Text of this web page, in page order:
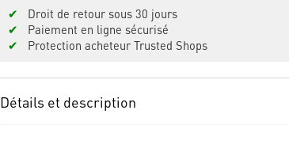
✔
Droit de retour sous 30 jours
✔
Paiement en ligne sécurisé
✔
Protection acheteur Trusted Shops
Détails et description